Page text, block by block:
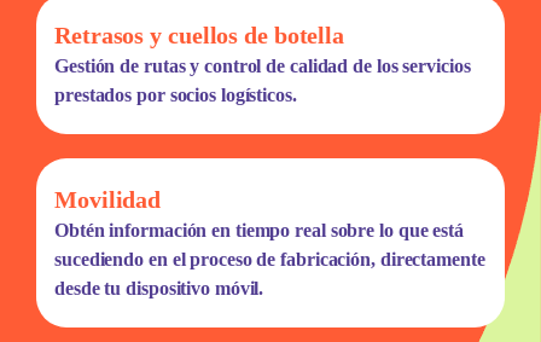
Retrasos y cuellos de botella
Gestión de rutas y control de calidad de los servicios
prestados por socios logísticos.
Movilidad
Obtén información en tiempo real sobre lo que está
sucediendo en el proceso de fabricación, directamente
desde tu dispositivo móvil.